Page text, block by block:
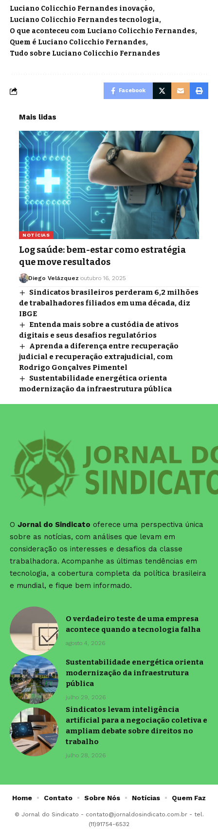
Luciano Colicchio Fernandes inovação
Luciano Colicchio Fernandes tecnologia
O que aconteceu com Luciano Colicchio Fernandes
Quem é Luciano Colicchio Fernandes
Tudo sobre Luciano Colicchio Fernandes
Facebook
Mais lidas
NOTÍCIAS
Log saúde: bem-estar como estratégia
que move resultados
Diego Velázquez outubro 16, 2025
Sindicatos brasileiros perderam 6,2 milhões
de trabalhadores filiados em uma década, diz
IBGE
Entenda mais sobre a custódia de ativos
digitais e seus desafios regulatórios
Aprenda a diferença entre recuperação
judicial e recuperação extrajudicial, com
Rodrigo Gonçalves Pimentel
Sustentabilidade energética orienta
modernização da infraestrutura pública
O Jornal do Sindicato oferece uma perspectiva única
sobre as notícias, com análises que levam em
consideração os interesses e desafios da classe
trabalhadora. Acompanhe as últimas tendências em
tecnologia, a cobertura completa da política brasileira
e mundial, e fique bem informado.
O verdadeiro teste de uma empresa
acontece quando a tecnologia falha
agosto 4, 2026
Sustentabilidade energética orienta
modernização da infraestrutura
pública
julho 29, 2026
Sindicatos levam inteligência
artificial para a negociação coletiva e
ampliam debate sobre direitos no
trabalho
julho 28, 2026
© Jornal do Sindicato - contato@jornaldosindicato.com.br- tel.
(11)91754-6532
Home Contato Sobre Nós Notícias Quem Faz